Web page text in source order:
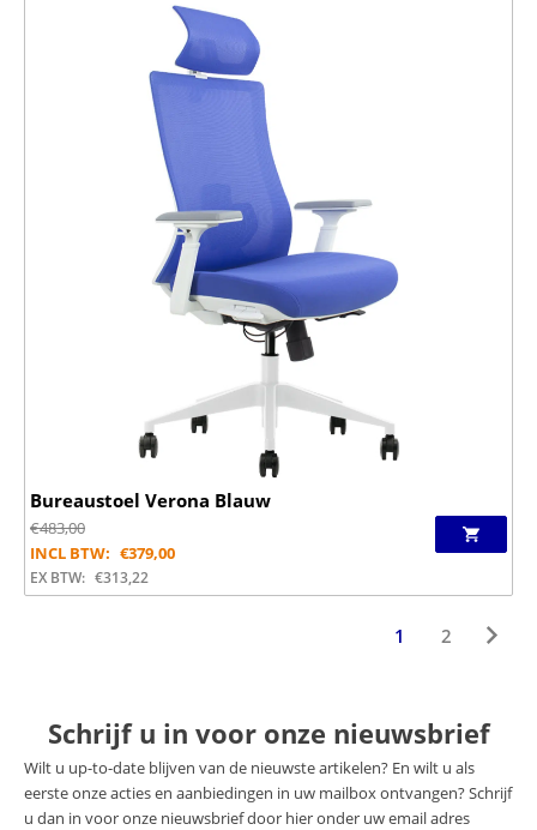
Bureaustoel Verona Blauw
€483,00
INCL BTW: €379,00
EX BTW: €313,22
1 2
Schrijf u in voor onze nieuwsbrief
Wilt u up-to-date blijven van de nieuwste artikelen? En wilt u als
eerste onze acties en aanbiedingen in uw mailbox ontvangen? Schrijf
u dan in voor onze nieuwsbrief door hier onder uw email adres